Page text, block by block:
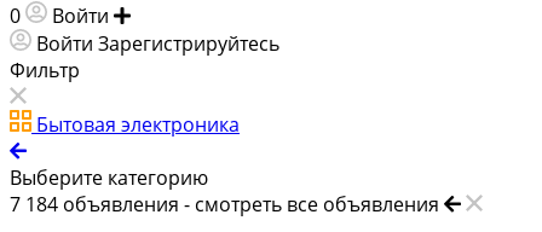
0 Войти
Войти Зарегистрируйтесь
Фильтр
Бытовая электроника
Выберите категорию
7 184 объявления - смотреть все объявления